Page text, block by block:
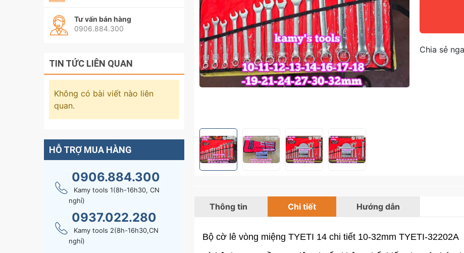
Chia sẻ
Thông tin Chi tiết Hướng dẫn
Bộ cờ lê vòng miệng TYETI 14 chi tiết 10-32mm TYETI-32202A
Tư vấn bán hàng
0906.884.300
TIN TỨC LIÊN QUAN
Không có bài viết nào liên
quan.
HỖ TRỢ MUA HÀNG
0906.884.300
Kamy tools 1(8h-16h30, CN
nghỉ)
0937.022.280
Kamy tools 2(8h-16h30,CN
nghỉ)